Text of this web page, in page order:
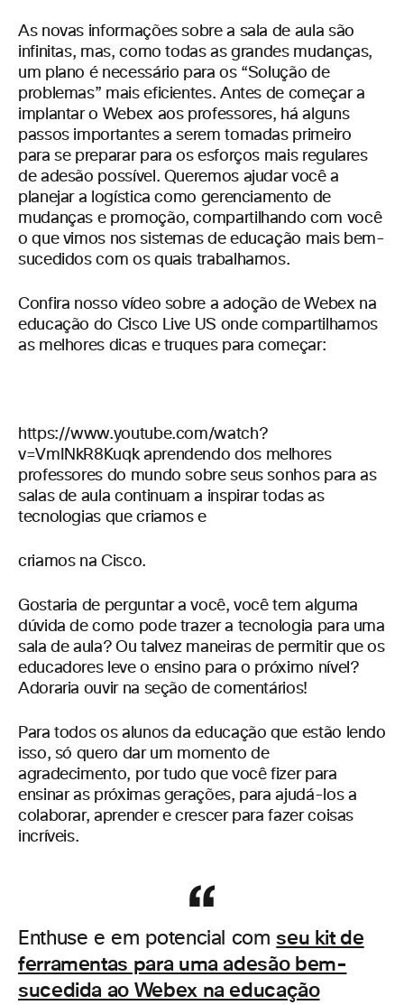
As novas informações sobre a sala de aula são
infinitas, mas, como todas as grandes mudanças,
um plano é necessário para os “Solução de
problemas” mais eficientes. Antes de começar a
implantar o Webex aos professores, há alguns
passos importantes a serem tomadas primeiro
para se preparar para os esforços mais regulares
de adesão possível. Queremos ajudar você a
planejar a logística como gerenciamento de
mudanças e promoção, compartilhando com você
o que vimos nos sistemas de educação mais bem-
sucedidos com os quais trabalhamos.
Confira nosso vídeo sobre a adoção de Webex na
educação do Cisco Live US onde compartilhamos
as melhores dicas e truques para começar:
https://www.youtube.com/watch?
v=VmINkR8Kuqk aprendendo dos melhores
professores do mundo sobre seus sonhos para as
salas de aula continuam a inspirar todas as
tecnologias que criamos e
criamos na Cisco.
Gostaria de perguntar a você, você tem alguma
dúvida de como pode trazer a tecnologia para uma
sala de aula? Ou talvez maneiras de permitir que os
educadores leve o ensino para o próximo nível?
Adoraria ouvir na seção de comentários!
Para todos os alunos da educação que estão lendo
isso, só quero dar um momento de
agradecimento, por tudo que você fizer para
ensinar as próximas gerações, para ajudá-los a
colaborar, aprender e crescer para fazer coisas
incríveis.
Enthuse e em potencial comseu kit de
ferramentas para uma adesão bem-
sucedida ao Webex na educação